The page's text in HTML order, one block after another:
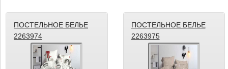
ПОСТЕЛЬНОЕ БЕЛЬЕ
2263974
ПОСТЕЛЬНОЕ БЕЛЬЕ
2263975